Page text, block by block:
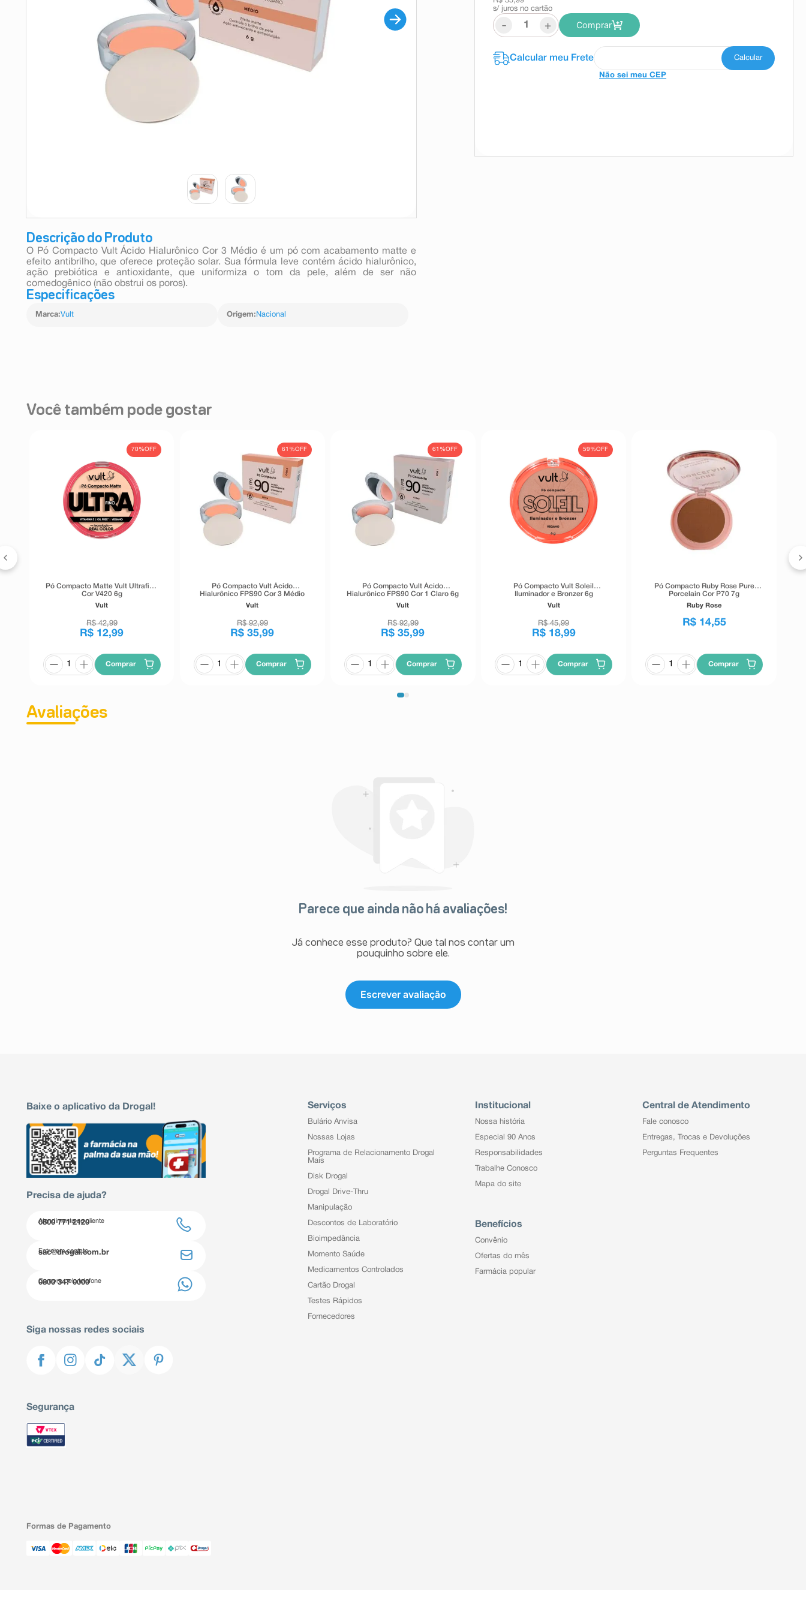
Descrição do Produto
O Pó Compacto Vult Ácido Hialurônico Cor 3 Médio é um pó com acabamento matte e
efeito antibrilho, que oferece proteção solar. Sua fórmula leve contém ácido hialurônico,
ação prebiótica e antioxidante, que uniformiza o tom da pele, além de ser não
comedogênico (não obstrui os poros).
Especificações
Marca:Vult Origem: Nacional
s/ juros no cartão
- + Comprar
Não sei meu CEP
Você também pode gostar
70%OFF
Pó Compacto Matte Vult Ultrafino
Cor V420 6g
Vult
R$ 42,99
R$ 12,99
Comprar
61%OFF
Pó Compacto Vult Ácido
Hialurônico FPS90 Cor 3 Médio
6g
Vult
R$ 92,99
R$ 35,99
Comprar
61%OFF
Pó Compacto Vult Ácido
Hialurônico FPS90 Cor 1 Claro 6g
Vult
R$ 92,99
R$ 35,99
Comprar
59%OFF
Pó Compacto Vult Soleil
Iluminador e Bronzer 6g
Vult
R$ 45,99
R$ 18,99
Comprar
Pó Compacto Ruby Rose Pure
Porcelain Cor P70 7g
Ruby Rose
R$ 14,55
Comprar
Avaliações
Parece que ainda não há avaliações!
Já conhece esse produto? Que tal nos contar um
pouquinho sobre ele.
Escrever avaliação
Baixe o aplicativo da Drogal!
Precisa de ajuda?
Atendimento ao cliente
0800 771 2120
Entre em contato
sac@drogal.com.br
Compre pelo telefone
0800 347 0000
Siga nossas redes sociais
Segurança
Serviços
Bulário Anvisa
Nossas Lojas
Programa de Relacionamento Drogal
Mais
Disk Drogal
Drogal Drive-Thru
Manipulação
Descontos de Laboratório
Bioimpedância
Momento Saúde
Medicamentos Controlados
Cartão Drogal
Testes Rápidos
Fornecedores
Institucional
Nossa história
Especial 90 Anos
Responsabilidades
Trabalhe Conosco
Mapa do site
Benefícios
Convênio
Ofertas do mês
Farmácia popular
Central de Atendimento
Fale conosco
Entregas, Trocas e Devoluções
Perguntas Frequentes
Formas de Pagamento
º teste gravidez
10 ºesmalte